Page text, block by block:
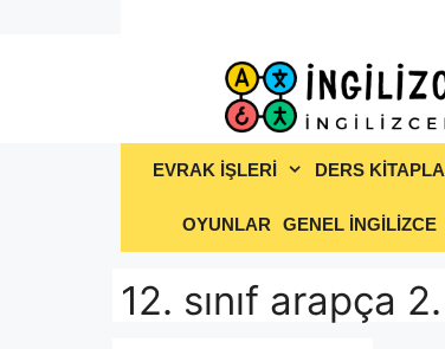
EVRAK İŞLERİ DERS
OYUNLAR GENEL İNGİLİZCE
12. sınıf arapça